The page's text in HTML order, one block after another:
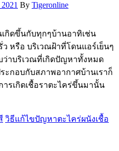
By Tigeronline
กิดขึ้นกับทุกๆบ้านอาทิเช่น
หรือ บริเวณฝ้าที่โดนแอร์เย็นๆ
ว่าบริเวณที่เกิดปัญหาทั้งหมด
กอบกับสภาพอากาศบ้านเราก็
รเกิดเชื้อราตะไคร่ขึ้นมานั้น
วิธีแก้ไขปัญหาตะไคร่ผนังเชื้อ